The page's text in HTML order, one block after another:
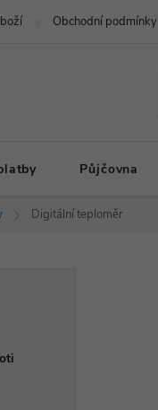
Obchodní podmínky
Půjčovna
Digitální teploměr